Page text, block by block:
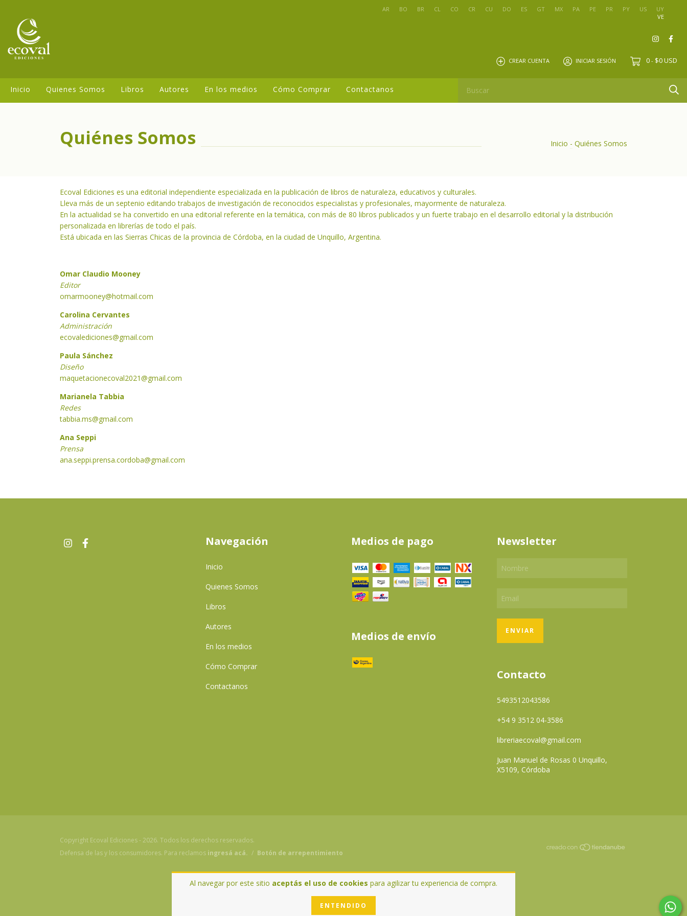
AR BO BR CL CO CR CU DO ES GT MX PA PE PR PY US
UY
VE
CREAR CUENTA INICIAR SESIÓN 0 - $0 USD
Inicio Quienes Somos Libros Autores En los medios Cómo Comprar Contactanos
Al navegar por este sitio aceptás el uso de cookies para agilizar tu experiencia de compra.
ENTENDIDO
Quiénes Somos Inicio - Quiénes Somos
Ecoval Ediciones es una editorial independiente especializada en la publicación de libros de naturaleza, educativos y culturales.
Lleva más de un septenio editando trabajos de investigación de reconocidos especialistas y profesionales, mayormente de naturaleza.
En la actualidad se ha convertido en una editorial referente en la temática, con más de 80 libros publicados y un fuerte trabajo en el desarrollo editorial y la distribución
personalizada en librerías de todo el país.
Está ubicada en las Sierras Chicas de la provincia de Córdoba, en la ciudad de Unquillo, Argentina.
Omar Claudio Mooney
Editor
omarmooney@hotmail.com
Carolina Cervantes
Administración
ecovalediciones@gmail.com
Paula Sánchez
Diseño
maquetacionecoval2021@gmail.com
Marianela Tabbia
Redes
tabbia.ms@gmail.com
Ana Seppi
Prensa
ana.seppi.prensa.cordoba@gmail.com
Navegación
Inicio
Quienes Somos
Libros
Autores
En los medios
Cómo Comprar
Contactanos
Medios de pago
Medios de envío
Newsletter
Contacto
5493512043586
+54 9 3512 04-3586
libreriaecoval@gmail.com
Juan Manuel de Rosas 0 Unquillo,
X5109, Córdoba
Copyright Ecoval Ediciones - 2026. Todos los derechos reservados.
Defensa de las y los consumidores. Para reclamos ingresá acá. / Botón de arrepentimiento